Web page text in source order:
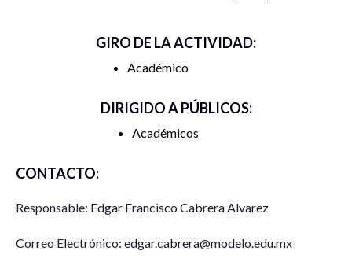
GIRO DE LA ACTIVIDAD:
Académico
DIRIGIDO A PÚBLICOS:
Académicos
CONTACTO:
Responsable: Edgar Francisco Cabrera Alvarez
Correo Electrónico: edgar.cabrera@modelo.edu.mx